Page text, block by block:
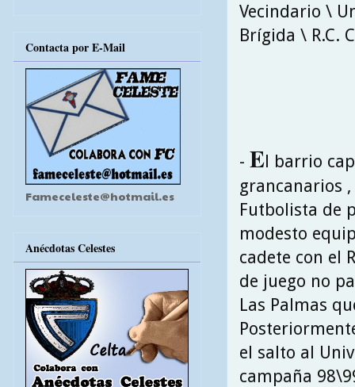
Vecindario \
Brígida \ R.C.
- El barrio
grancanarios
Futbolista de
modesto
cadete con el
de juego no
Las Palmas
el salto al
campaña
Contacta por E-Mail
Fameceleste@hotmail.es
Anécdotas Celestes